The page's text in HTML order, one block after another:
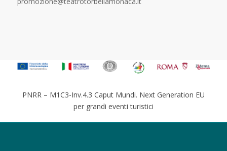
PNRR – M1C3-Inv.4.3 Caput Mundi. Next Generation EU
per grandi eventi turistici